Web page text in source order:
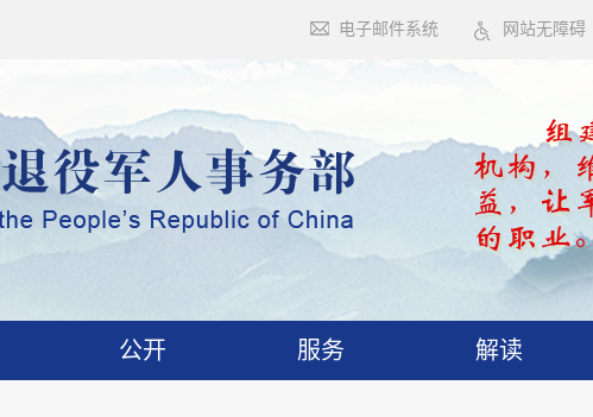
电子邮件系统 网站无障碍
公开 服务 解读